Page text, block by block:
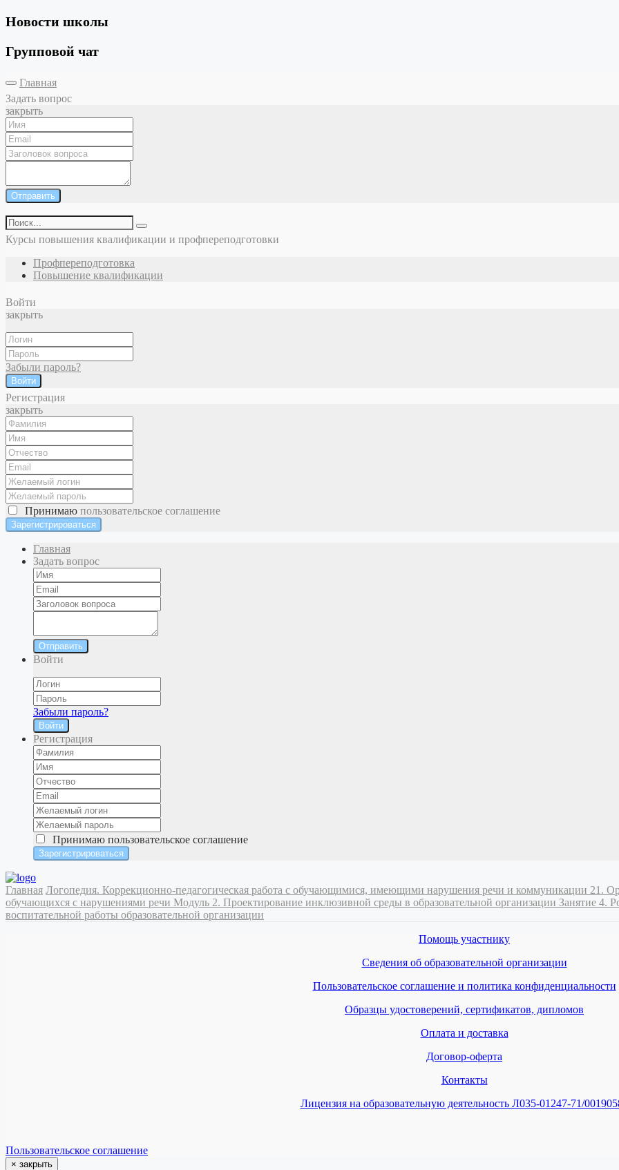
Новости школы
Групповой чат
Главная
Задать вопрос
закрыть
Отправить
Курсы повышения квалификации и профпереподготовки
Профпереподготовка
Повышение квалификации
Войти
закрыть
Забыли пароль?
Войти
Регистрация
закрыть
Принимаю пользовательское соглашение
Главная
Задать вопрос
Отправить
Войти
Забыли пароль?
Войти
Регистрация
Принимаю пользовательское соглашение
Главная Логопедия. Коррекционно-педагогическая работа с обучающимися, имеющими нарушения речи и коммуникации 21.
обучающихся с нарушениями речи Модуль 2. Проектирование инклюзивной среды в образовательной организации Занятие 4.
воспитательной работы образовательной организации
Помощь участнику
Сведения об образовательной организации
Пользовательское соглашение и политика конфиденциальности
Образцы удостоверений, сертификатов, дипломов
Оплата и доставка
Договор-оферта
Контакты
Лицензия на образовательную деятельность Л035-01247-71/
Пользовательское соглашение
× закрыть